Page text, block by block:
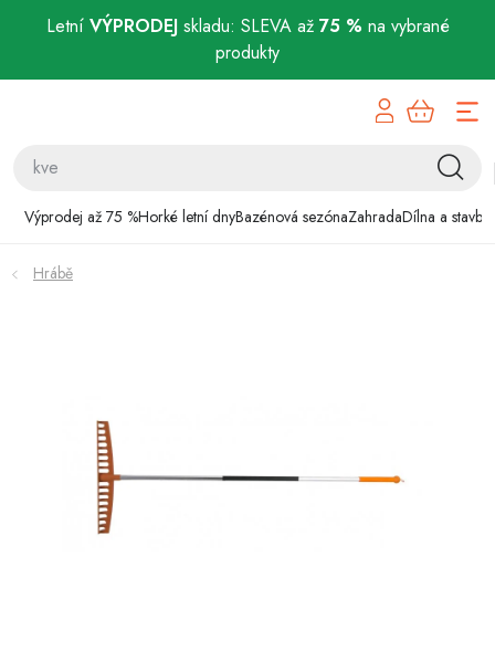
Letní VÝPRODEJskladu: SLEVA až 75 % na vybrané
produkty
Výprodej až 75 %Horké letní dnyBazénová sezónaZahradaDílna a stavba
Bazénová sezóna
Zahrada
Chovatelské potřeby
Hobby
Hrábě